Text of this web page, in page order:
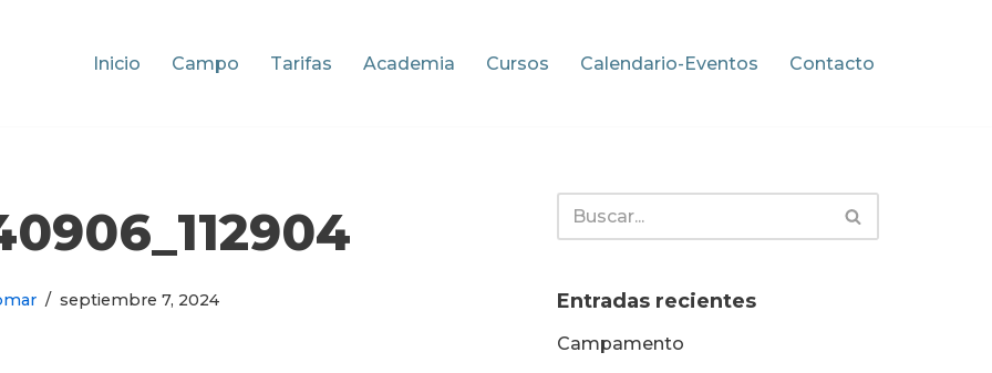
Inicio Campo Tarifas Academia Cursos Calendario-Eventos Contacto
septiembre 7, 2024 Entradas recientes
Campamento